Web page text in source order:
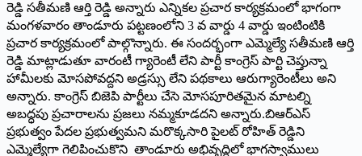
రెడ్డి సతీమణి ఆర్తి రెడ్డి అన్నారు ఎన్నికల ప్రచార కార్యక్రమంలో భాగంగా
మంగళవారం తాండూరు పట్టణంలోని 3 వ వార్డు 4 వార్డు ఇంటింటికి
ప్రచార కార్యక్రమంలో పాల్గొన్నారు. ఈ సందర్భంగా ఎమ్మెల్యే సతీమణి ఆర్తి
రెడ్డి మాట్లాడుతూ వారంటీ గ్యారెంటీ లేని పార్టీ కాంగ్రెస్ పార్టి చెప్తున్నా
హామీలకు మోసపోవద్దని అడ్రస్సు లేని పథకాలు ఆరుగ్యారెంటీలు అని
అన్నారు. కాంగ్రెస్ బిజెపి పార్టీలు చేసె మోసపూరితమైన మాటల్ని
అబద్ధపు ప్రచారాలను ప్రజలు నమ్మకూడదని అన్నారు.బిఆర్ఎస్
ప్రభుత్వం పేదల ప్రభుత్వమని మరొక్కసారి పైలట్ రోహిత్ రెడ్డిని
ఎమ్మెల్యేగా గెలిపించుకొని తాండూరు అభివృద్ధిలో భాగస్వాములు